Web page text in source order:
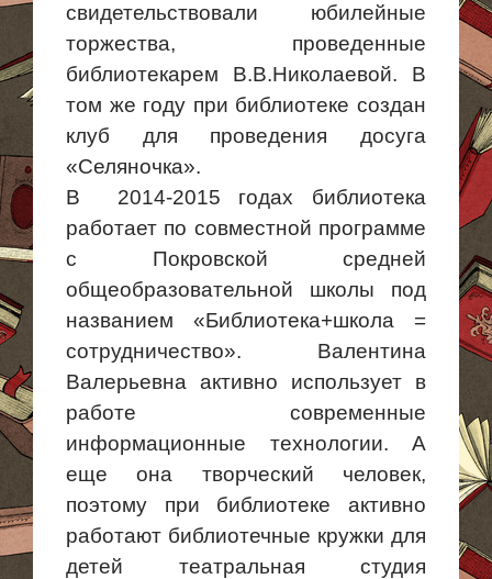
свидетельствовали юбилейные
торжества, проведенные
библиотекарем В.В.Николаевой. В
том же году при библиотеке создан
клуб для проведения досуга
«Селяночка».
В 2014-2015 годах библиотека
работает по совместной программе
с Покровской средней
общеобразовательной школы под
названием «Библиотека+школа =
сотрудничество». Валентина
Валерьевна активно использует в
работе современные
информационные технологии. А
еще она творческий человек,
поэтому при библиотеке активно
работают библиотечные кружки для
детей театральная студия